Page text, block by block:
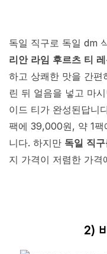
독일 직구로 독일 dm
리안 라임 후르츠 티
하고 상쾌한 맛을 간편
린 뒤 얼음을 넣고 마
이드 티가 완성된답니
팩에 39,000원, 약 1
니다. 하지만 독일 직
지 가격이 저렴한 가격
2)